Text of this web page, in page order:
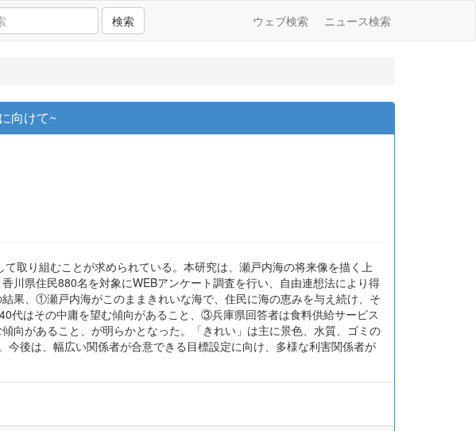
検索 ウェブ検索 ニュース検索
向けて~
取り組むことが求められている。本研究は、瀬戸内海の将来像を描く上
川県住民880名を対象にWEBアンケート調査を行い、自由連想法により得
果、①瀬戸内海がこのままきれいな海で、住民に海の恵みを与え続け、そ
はその中庸を望む傾向があること、③兵庫県回答者は食料供給サービス
向があること、が明らかとなった。「きれい」は主に景色、水質、ゴミの
後は、幅広い関係者が合意できる目標設定に向け、多様な利害関係者が